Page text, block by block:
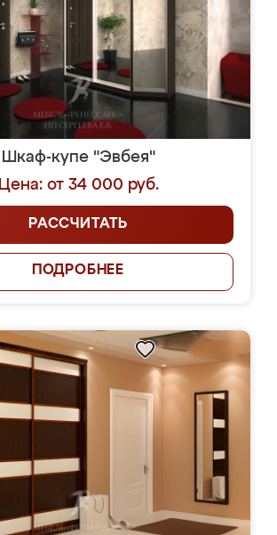
Шкаф-купе "Эвбея"
Цена: от 34 000 руб.
РАССЧИТАТЬ
ПОДРОБНЕЕ